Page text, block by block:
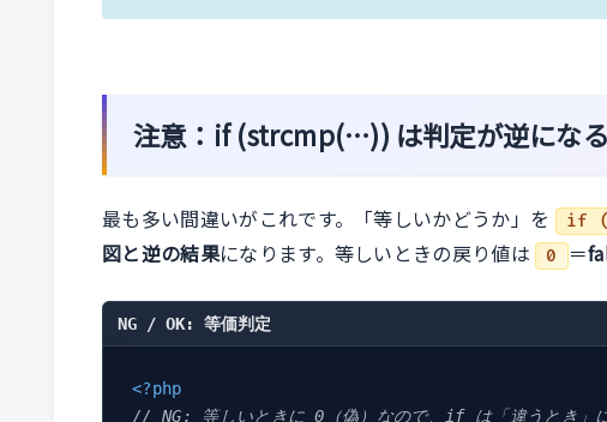
注意：if (strcmp(…)) は判定が逆になる
最も多い間違いがこれです。「等しいかどうか」を if
図と逆の結果になります。等しいときの戻り値は 0 ＝
NG / OK: 等価判定
<?php
// NG: 等しいときに 0（偽）なので、if は「違うとき」